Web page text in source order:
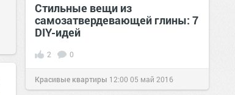
Стильные вещи из
самозатвердевающей глины: 7
DIY-идей
2 0
Красивые квартиры 12:00 05 май 2016